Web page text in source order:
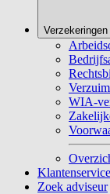
Verzekeringen
WIA-
Klantenservice
Zoek adviseur